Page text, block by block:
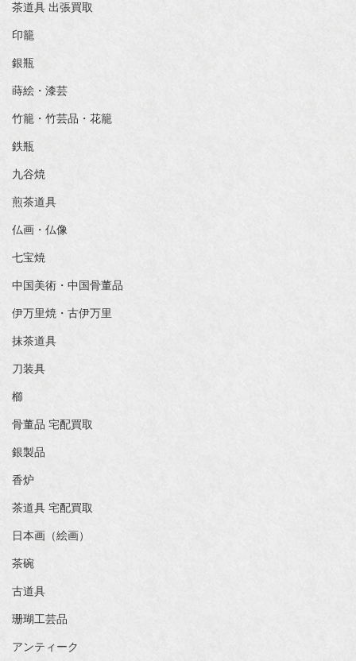
茶道具 出張買取
印籠
銀瓶
蒔絵・漆芸
竹籠・竹芸品・花籠
鉄瓶
九谷焼
煎茶道具
仏画・仏像
七宝焼
中国美術・中国骨董品
伊万里焼・古伊万里
抹茶道具
刀装具
櫛
骨董品 宅配買取
銀製品
香炉
茶道具 宅配買取
日本画（絵画）
茶碗
古道具
珊瑚工芸品
アンティーク